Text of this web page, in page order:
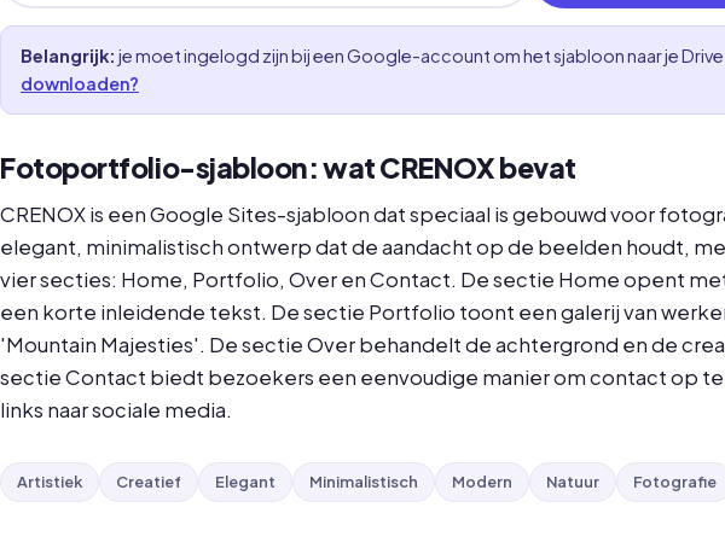
Belangrijk: je moet ingelogd zijn bij een Google-account om het sjabloon naar je
downloaden?
Fotoportfolio-sjabloon: wat CRENOX bevat
CRENOX is een Google Sites-sjabloon dat speciaal is gebouwd voor
elegant, minimalistisch ontwerp dat de aandacht op de beelden houdt,
vier secties: Home, Portfolio, Over en Contact. De sectie Home opent
een korte inleidende tekst. De sectie Portfolio toont een galerij van
'Mountain Majesties'. De sectie Over behandelt de achtergrond en de
sectie Contact biedt bezoekers een eenvoudige manier om contact op
links naar sociale media.
Artistiek Creatief Elegant Minimalistisch Modern Natuur Fotografie